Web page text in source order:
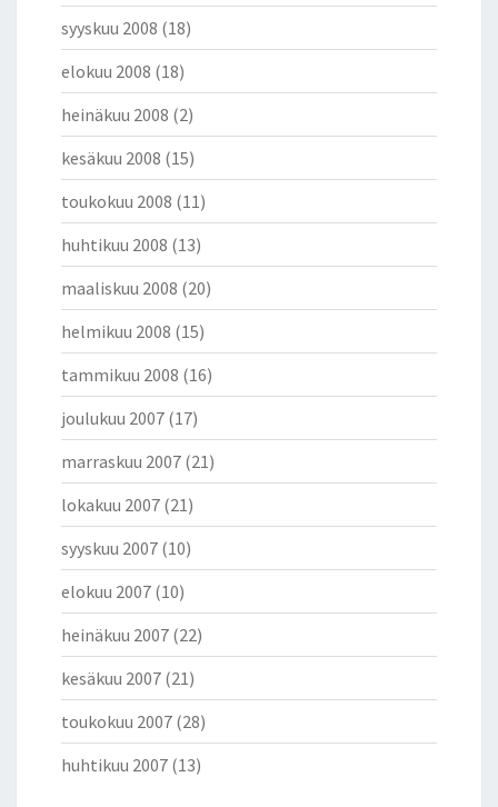
syyskuu 2008 (18)
elokuu 2008 (18)
heinäkuu 2008 (2)
kesäkuu 2008 (15)
toukokuu 2008 (11)
huhtikuu 2008 (13)
maaliskuu 2008 (20)
helmikuu 2008 (15)
tammikuu 2008 (16)
joulukuu 2007 (17)
marraskuu 2007 (21)
lokakuu 2007 (21)
syyskuu 2007 (10)
elokuu 2007 (10)
heinäkuu 2007 (22)
kesäkuu 2007 (21)
toukokuu 2007 (28)
huhtikuu 2007 (13)